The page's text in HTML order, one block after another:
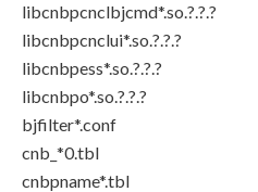
libcnbpcnclbjcmd*.so.?.?.?
libcnbpcnclui*.so.?.?.?
libcnbpess*.so.?.?.?
libcnbpo*.so.?.?.?
bjfilter*.conf
cnb_*0.tbl
cnbpname*.tbl